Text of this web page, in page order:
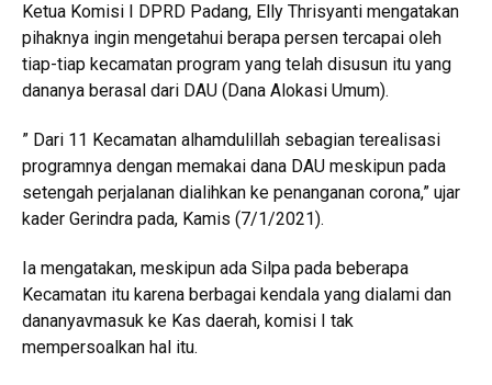
Ketua Komisi I DPRD Padang, Elly Thrisyanti mengatakan
pihaknya ingin mengetahui berapa persen tercapai oleh
tiap-tiap kecamatan program yang telah disusun itu yang
dananya berasal dari DAU (Dana Alokasi Umum).
” Dari 11 Kecamatan alhamdulillah sebagian terealisasi
programnya dengan memakai dana DAU meskipun pada
setengah perjalanan dialihkan ke penanganan corona,” ujar
kader Gerindra pada, Kamis (7/1/2021).
Ia mengatakan, meskipun ada Silpa pada beberapa
Kecamatan itu karena berbagai kendala yang dialami dan
dananyavmasuk ke Kas daerah, komisi I tak
mempersoalkan hal itu.